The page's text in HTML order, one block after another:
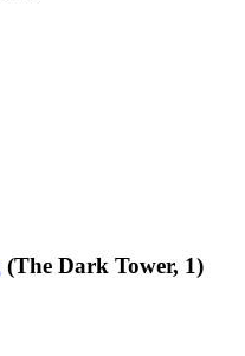
(The Dark Tower, 1)